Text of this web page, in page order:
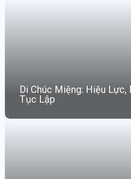
Di Chúc Miệng: Hiệu Lực,
Tục Lập